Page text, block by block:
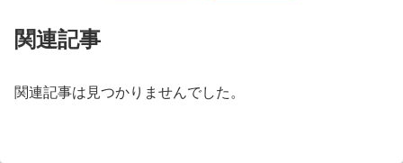
関連記事
関連記事は見つかりませんでした。